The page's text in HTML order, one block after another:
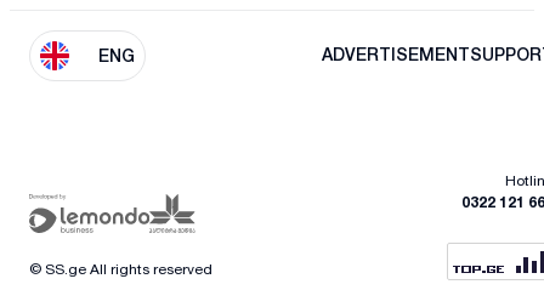
ENG ADVERTISEMENT
0322 121
© SS.ge All rights reserved